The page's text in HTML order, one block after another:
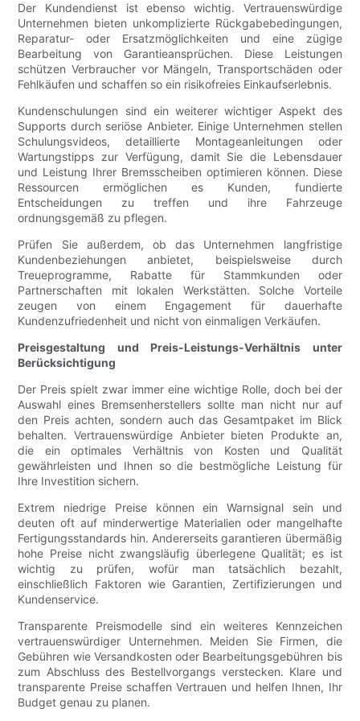
Der Kundendienst ist ebenso wichtig. Vertrauenswürdige
Unternehmen bieten unkomplizierte Rückgabebedingungen,
Reparatur- oder Ersatzmöglichkeiten und eine zügige
Bearbeitung von Garantieansprüchen. Diese Leistungen
schützen Verbraucher vor Mängeln, Transportschäden oder
Fehlkäufen und schaffen so ein risikofreies Einkaufserlebnis.
Kundenschulungen sind ein weiterer wichtiger Aspekt des
Supports durch seriöse Anbieter. Einige Unternehmen stellen
Schulungsvideos, detaillierte Montageanleitungen oder
Wartungstipps zur Verfügung, damit Sie die Lebensdauer
und Leistung Ihrer Bremsscheiben optimieren können. Diese
Ressourcen ermöglichen es Kunden, fundierte
Entscheidungen zu treffen und ihre Fahrzeuge
ordnungsgemäß zu pflegen.
Prüfen Sie außerdem, ob das Unternehmen langfristige
Kundenbeziehungen anbietet, beispielsweise durch
Treueprogramme, Rabatte für Stammkunden oder
Partnerschaften mit lokalen Werkstätten. Solche Vorteile
zeugen von einem Engagement für dauerhafte
Kundenzufriedenheit und nicht von einmaligen Verkäufen.
Preisgestaltung und Preis-Leistungs-Verhältnis unter
Berücksichtigung
Der Preis spielt zwar immer eine wichtige Rolle, doch bei der
Auswahl eines Bremsenherstellers sollte man nicht nur auf
den Preis achten, sondern auch das Gesamtpaket im Blick
behalten. Vertrauenswürdige Anbieter bieten Produkte an,
die ein optimales Verhältnis von Kosten und Qualität
gewährleisten und Ihnen so die bestmögliche Leistung für
Ihre Investition sichern.
Extrem niedrige Preise können ein Warnsignal sein und
deuten oft auf minderwertige Materialien oder mangelhafte
Fertigungsstandards hin. Andererseits garantieren übermäßig
hohe Preise nicht zwangsläufig überlegene Qualität; es ist
wichtig zu prüfen, wofür man tatsächlich bezahlt,
einschließlich Faktoren wie Garantien, Zertifizierungen und
Kundenservice.
Transparente Preismodelle sind ein weiteres Kennzeichen
vertrauenswürdiger Unternehmen. Meiden Sie Firmen, die
Gebühren wie Versandkosten oder Bearbeitungsgebühren bis
zum Abschluss des Bestellvorgangs verstecken. Klare und
transparente Preise schaffen Vertrauen und helfen Ihnen, Ihr
Budget genau zu planen.